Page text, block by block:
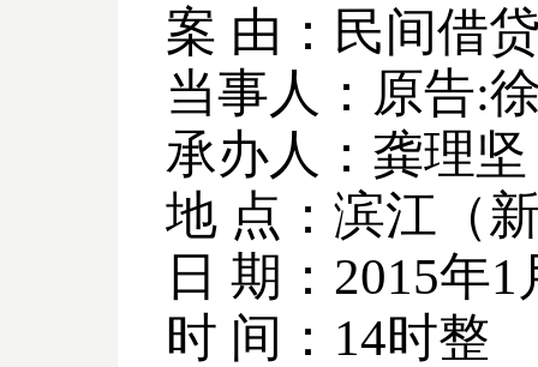
案 由：民间借
当事人：原告:
承办人：龚理坚
地 点：滨江（
日 期： 2015年1
时 间： 14时整